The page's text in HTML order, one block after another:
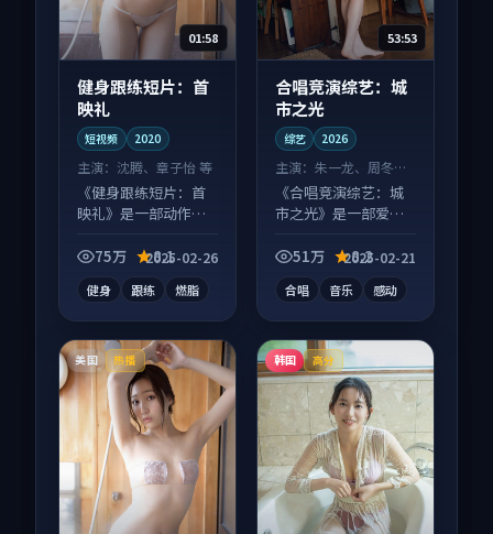
01:58
健身跟练短片：首
映礼
短视频 2020
主演： 沈腾、章子怡 等
《健身跟练短片：首
映礼》是一部动作向
事并行，细节值得二
75万 8.1
2025-02-26
健身 跟练 燃脂
53:53
合唱竞演综艺：城
市之光
综艺 2026
主演：朱一龙、周冬雨
等
《合唱竞演综艺：城
市之光》是一部爱情
凑信息量大，适合沉
51万 8.2
2025-02-21
合唱 音乐 感动
美国 热播 韩国 高分